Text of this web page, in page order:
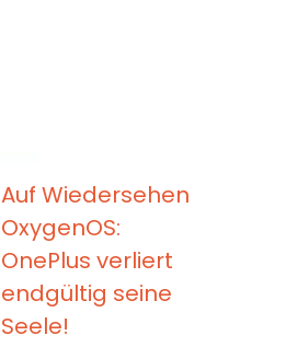
Auf Wiedersehen
OxygenOS:
OnePlus verliert
endgültig seine
Seele!